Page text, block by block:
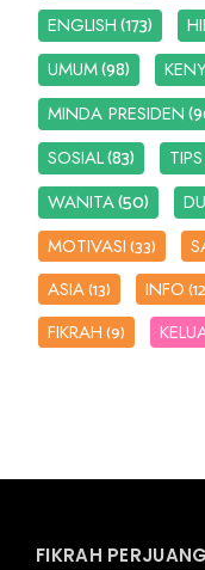
ENGLISH(173)
UMUM(98)
MINDA PRESIDEN
SOSIAL(83) TIPS
WANITA(50)
MOTIVASI(33)
ASIA(13) INFO
FIKRAH(9)
FIKRAH